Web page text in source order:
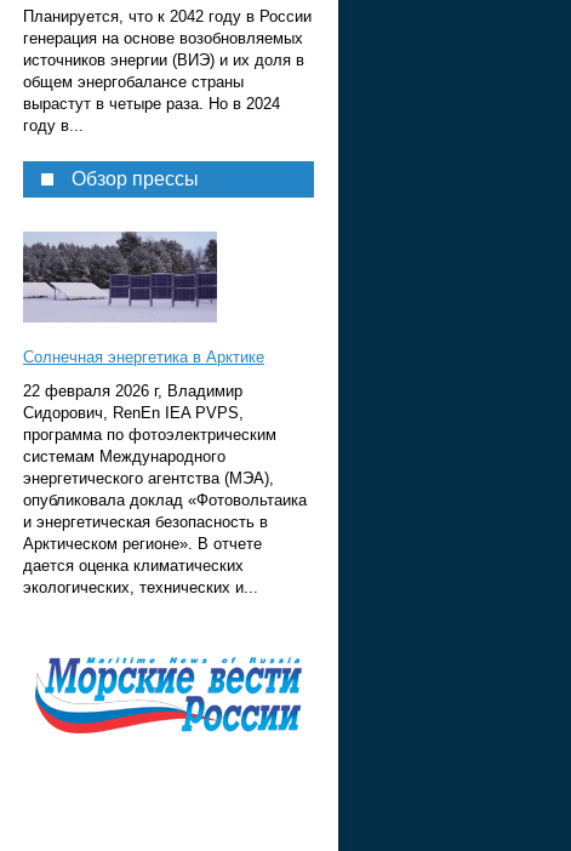
Планируется, что к 2042 году в России
генерация на основе возобновляемых
источников энергии (ВИЭ) и их доля в
общем энергобалансе страны
вырастут в четыре раза. Но в 2024
году в...
Обзор прессы
Солнечная энергетика в Арктике
22 февраля 2026 г, Владимир
Сидорович, RenEn IEA PVPS,
программа по фотоэлектрическим
системам Международного
энергетического агентства (МЭА),
опубликовала доклад «Фотовольтаика
и энергетическая безопасность в
Арктическом регионе». В отчете
дается оценка климатических
экологических, технических и...